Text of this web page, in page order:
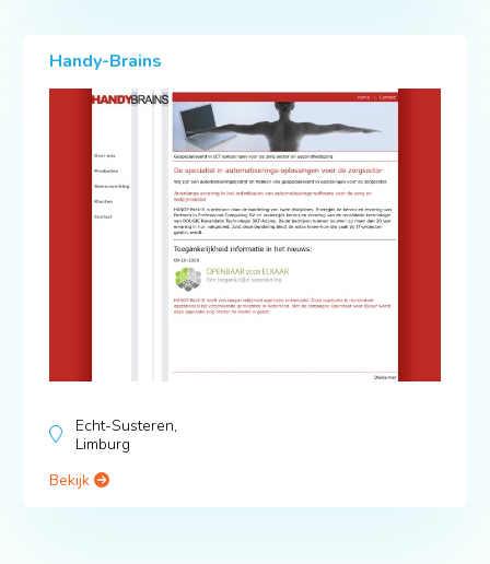
Handy-Brains
Echt-Susteren,
Limburg
Bekijk